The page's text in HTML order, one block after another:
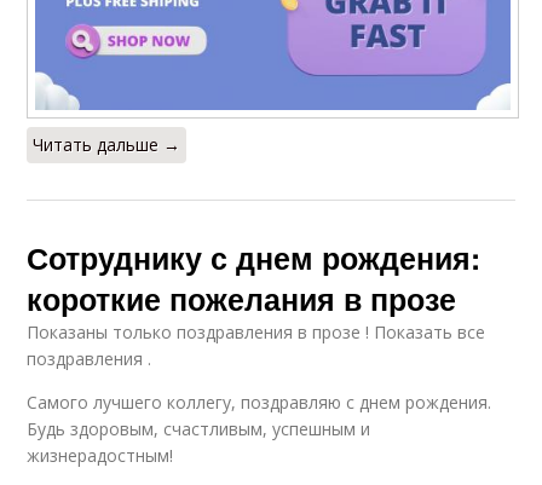
Читать дальше →
Сотруднику с днем рождения:
короткие пожелания в прозе
Показаны только поздравления в прозе ! Показать все
поздравления .
Самого лучшего коллегу, поздравляю с днем рождения.
Будь здоровым, счастливым, успешным и
жизнерадостным!